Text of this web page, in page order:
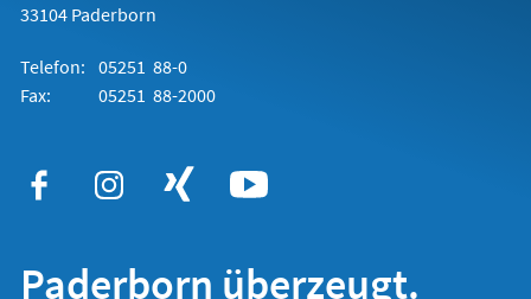
33104 Paderborn
Telefon: 05251 88-0
Fax:
05251 88-2000
Paderborn überzeugt.